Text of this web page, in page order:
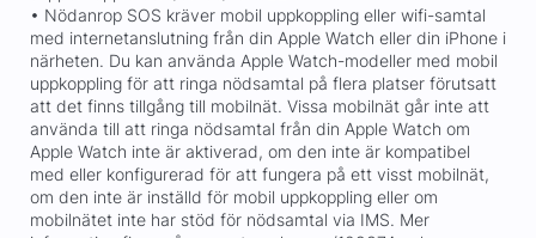
• Nödanrop SOS kräver mobil uppkoppling eller wifi-samtal
med internetanslutning från din Apple Watch eller din iPhone i
närheten. Du kan använda Apple Watch-modeller med mobil
uppkoppling för att ringa nödsamtal på flera platser förutsatt
att det finns tillgång till mobilnät. Vissa mobilnät går inte att
använda till att ringa nödsamtal från din Apple Watch om
Apple Watch inte är aktiverad, om den inte är kompatibel
med eller konfigurerad för att fungera på ett visst mobilnät,
om den inte är inställd för mobil uppkoppling eller om
mobilnätet inte har stöd för nödsamtal via IMS. Mer